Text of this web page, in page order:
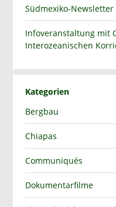
Südmexiko-Newsletter
Infoveranstaltung mit
Interozeanischen
Kategorien
Bergbau
Chiapas
Communiqués
Dokumentarfilme